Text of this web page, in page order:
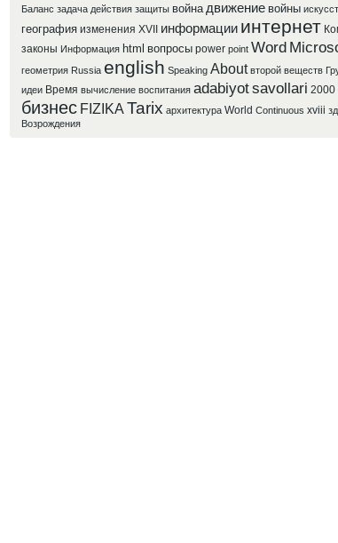
Баланс задача действия защиты война движение войны
география изменения XVII информации интернет
законы Информация html вопросы power point Word
геометрия Russia english Speaking About второй веществ
идеи Время вычисление воспитания adabiyotsavollari 2000
бизнес FIZIKA Tarix архитектура World Continuous xviii
Возрождения